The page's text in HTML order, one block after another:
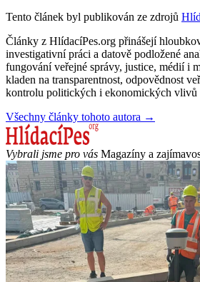
Tento článek byl publikován ze zdrojů
Články z HlídacíPes.org přinášejí
investigativní práci a datově podložené
fungování veřejné správy, justice, médií i
kladen na transparentnost, odpovědnost
kontrolu politických i ekonomických vlivů
Všechny články tohoto autora →
Vybrali jsme pro vás Magazíny a